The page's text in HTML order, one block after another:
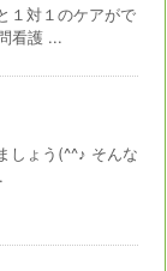
１対１のケアがで
看護 ...
しょう(^^♪ そんな